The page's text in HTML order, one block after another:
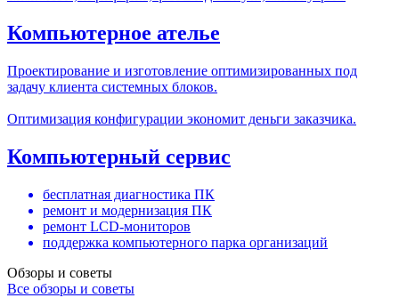
Компьютерное ателье
Проектирование и изготовление оптимизированных под
задачу клиента системных блоков.
Оптимизация конфигурации экономит деньги заказчика.
Компьютерный сервис
бесплатная диагностика ПК
ремонт и модернизация ПК
ремонт LCD-мониторов
поддержка компьютерного парка организаций
Обзоры и советы
Все обзоры и советы